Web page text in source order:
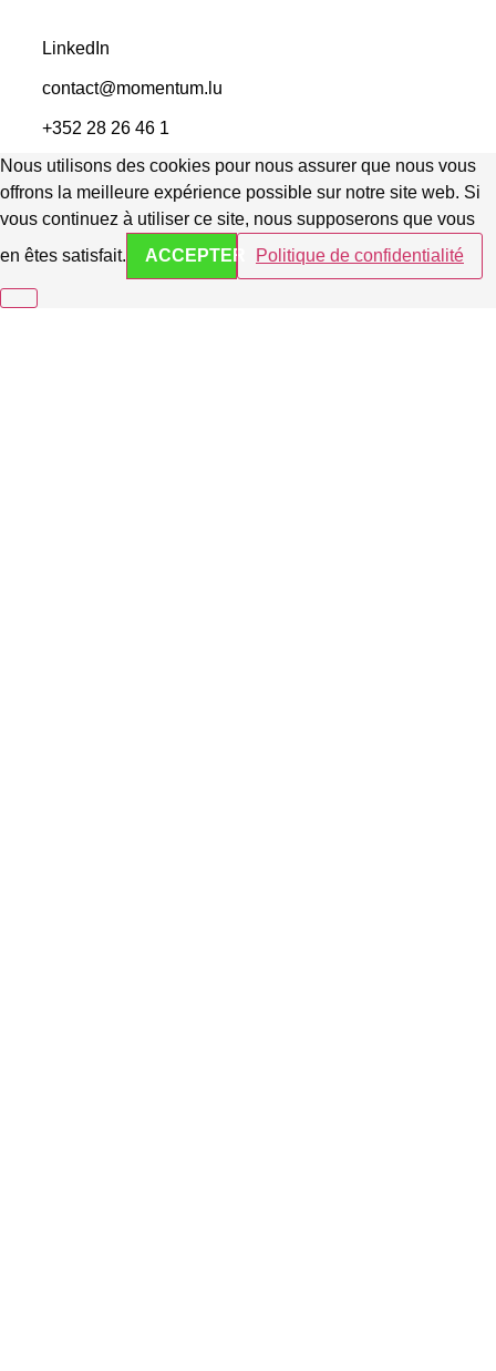
LinkedIn
contact@momentum.lu
+352 28 26 46 1
Nous utilisons des cookies pour nous assurer que nous vous
offrons la meilleure expérience possible sur notre site web. Si
vous continuez à utiliser ce site, nous supposerons que vous
en êtes satisfait.
ACCEPTER Politique de confidentialité